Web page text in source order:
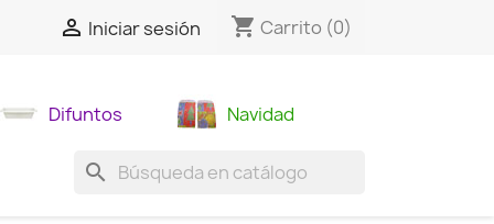
 Iniciar sesión shopping_cart Carrito (0)
Difuntos Navidad
search